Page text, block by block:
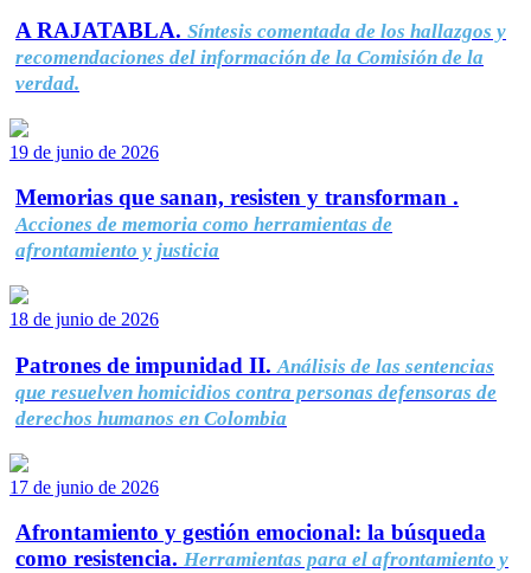
A RAJATABLA. Síntesis comentada de los hallazgos y
recomendaciones del información de la Comisión de la
verdad.
19 de junio de 2026
Memorias que sanan, resisten y transforman .
Acciones de memoria como herramientas de
afrontamiento y justicia
18 de junio de 2026
Patrones de impunidad II. Análisis de las sentencias
que resuelven homicidios contra personas defensoras de
derechos humanos en Colombia
17 de junio de 2026
Afrontamiento y gestión emocional: la búsqueda
como resistencia. Herramientas para el afrontamiento y